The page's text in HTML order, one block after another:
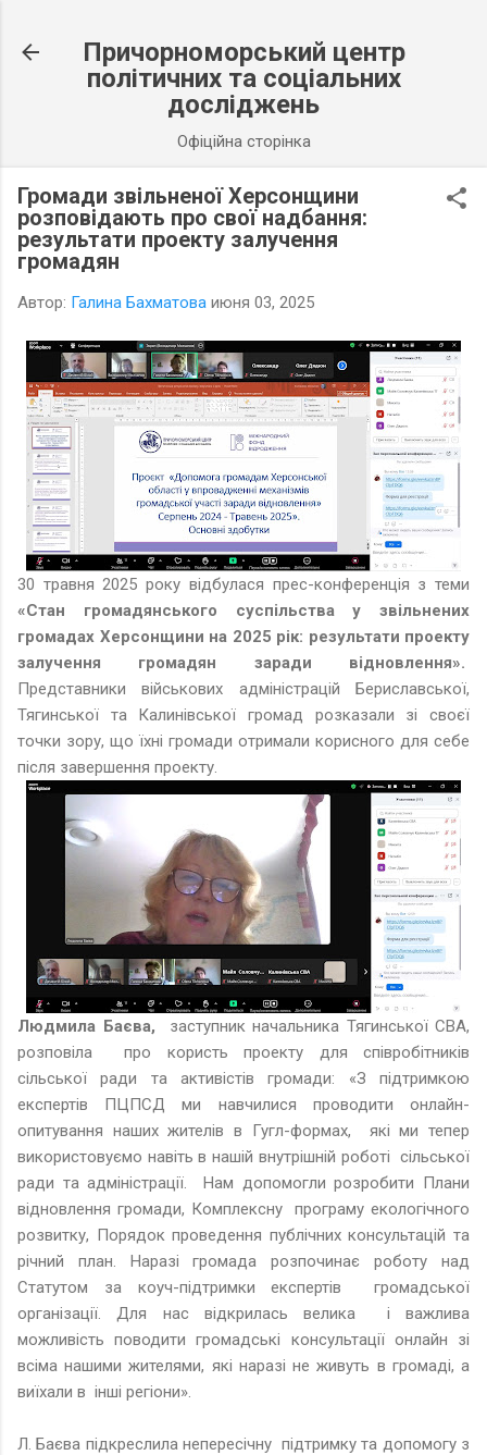
Причорноморський центр
політичних та соціальних
досліджень
Офіційна сторінка
Громади звільненої Херсонщини
розповідають про свої надбання:
результати проекту залучення
громадян
Автор: Галина Бахматова июня 03, 2025
30 травня 2025 року відбулася прес-конференція з теми
«Стан громадянського суспільства у звільнених
громадах Херсонщини на 2025 рік: результати проекту
залучення громадян заради відновлення».
Представники військових адміністрацій Бериславської,
Тягинської та Калинівської громад розказали зі своєї
точки зору, що їхні громади отримали корисного для себе
після завершення проекту.
Людмила Баєва,
заступник начальника Тягинської СВА,
розповіла про користь проекту для співробітників
сільської ради та активістів громади: «З підтримкою
експертів ПЦПСД ми навчилися проводити онлайн-
опитування наших жителів в Гугл-формах, які ми тепер
використовуємо навіть в нашій внутрішній роботі сільської
ради та адміністрації. Нам допомогли розробити Плани
відновлення громади, Комплексну програму екологічного
розвитку, Порядок проведення публічних консультацій та
річний план. Наразі громада розпочинає роботу над
Статутом за коуч-підтримки експертів громадської
організації. Для нас відкрилась велика і важлива
можливість поводити громадські консультації онлайн зі
всіма нашими жителями, які наразі не живуть в громаді, а
виїхали в інші регіони».
Л. Баєва підкреслила непересічну підтримку та допомогу з